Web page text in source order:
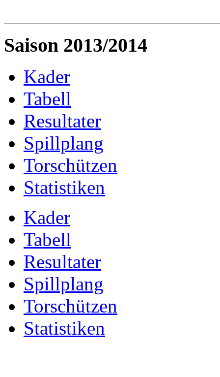
Saison 2013/2014
Kader
Tabell
Resultater
Spillplang
Torschützen
Statistiken
Kader
Tabell
Resultater
Spillplang
Torschützen
Statistiken